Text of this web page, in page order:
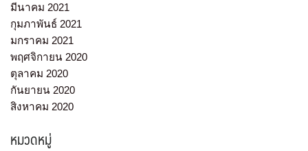
มีนาคม 2021
กุมภาพันธ์ 2021
มกราคม 2021
พฤศจิกายน 2020
ตุลาคม 2020
กันยายน 2020
สิงหาคม 2020
หมวดหมู่